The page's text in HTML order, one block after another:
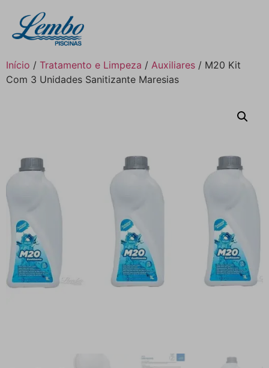
Início / Tratamento e Limpeza / Auxiliares / M20 Kit
Com 3 Unidades Sanitizante Maresias